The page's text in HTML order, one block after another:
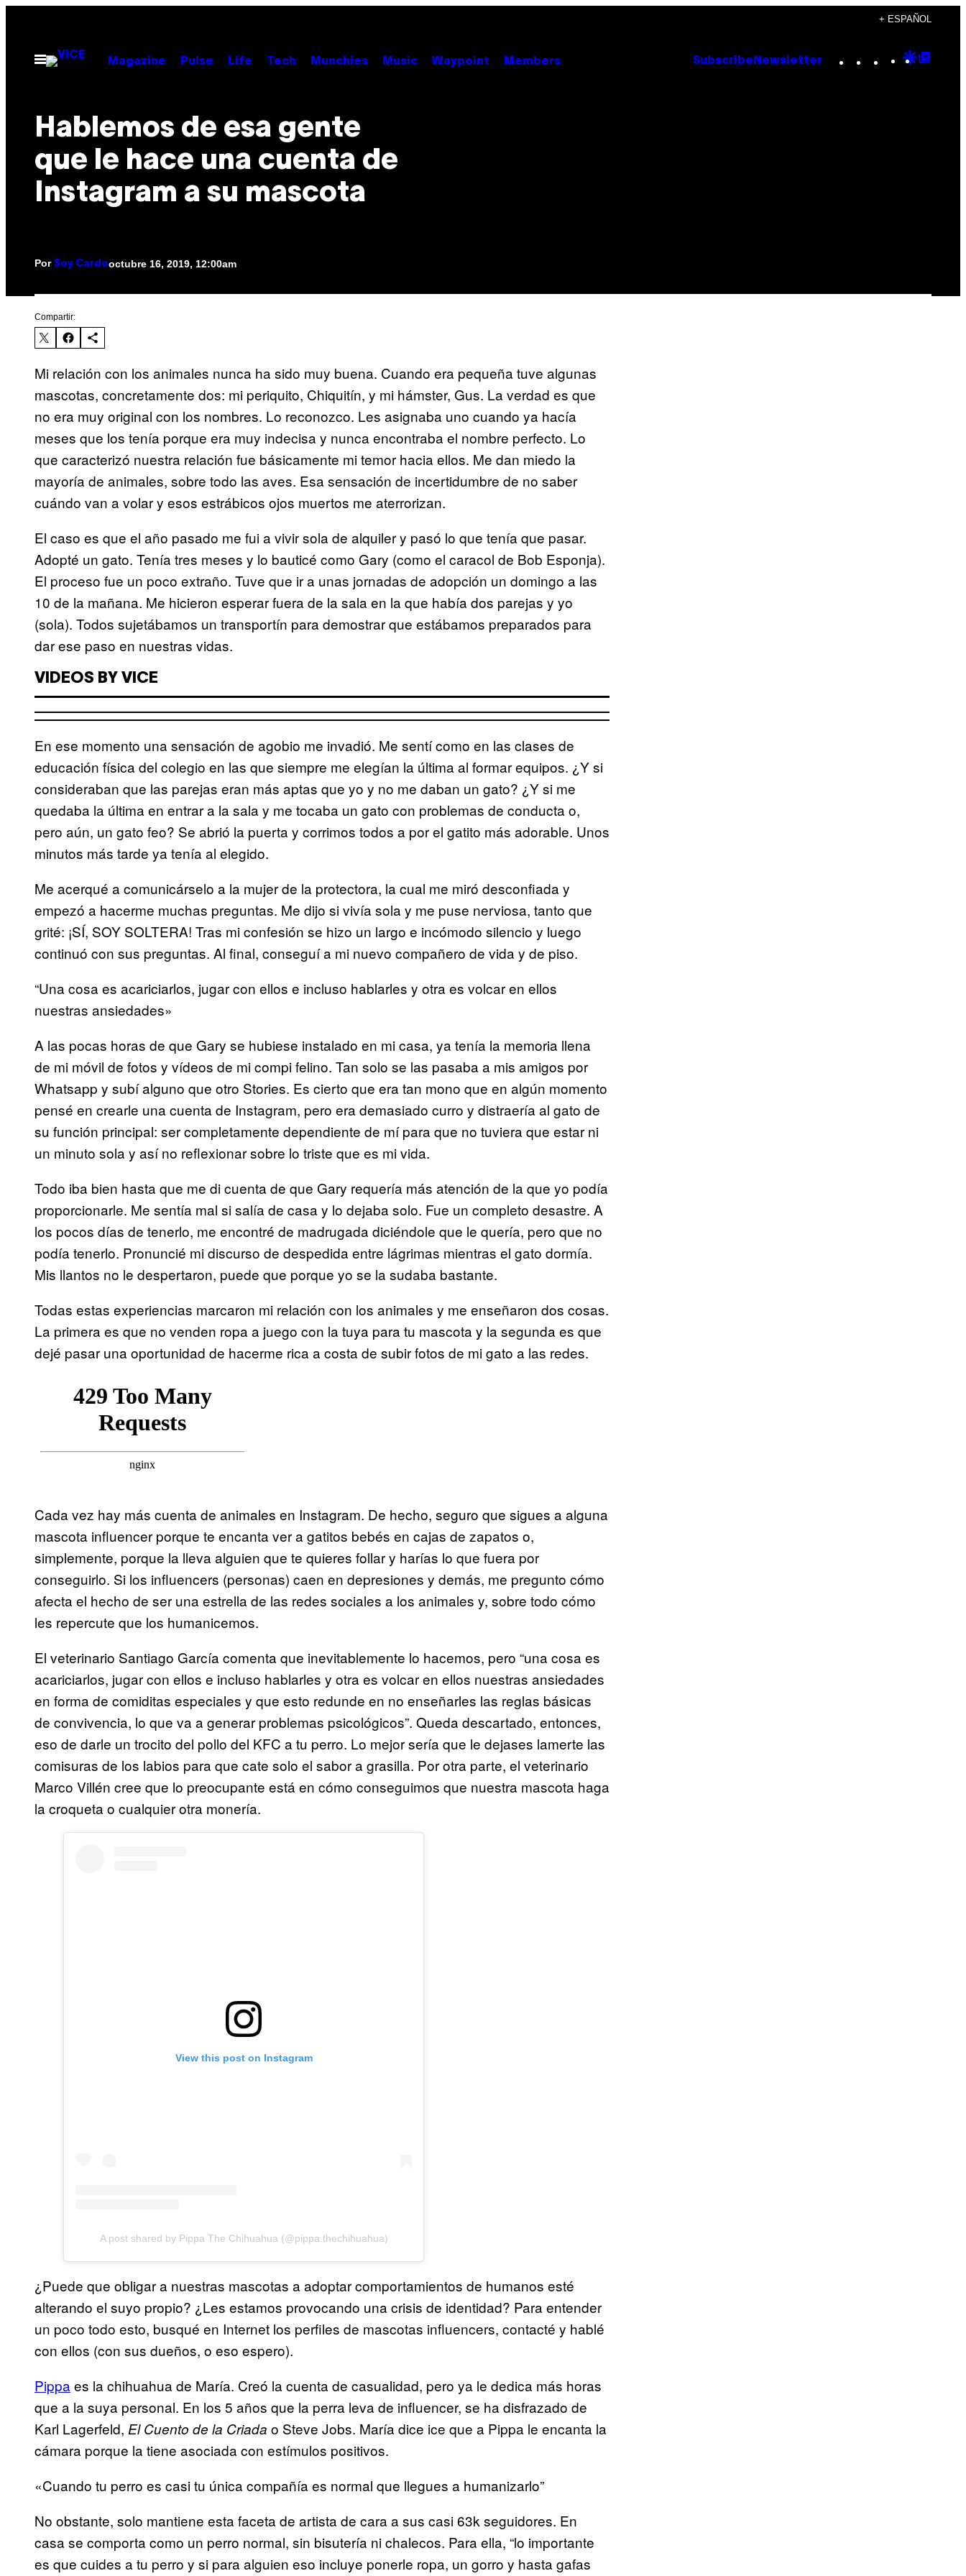
contenido
+ ESPAÑOL
Abrir
Menú
Magazine Pulse Life Tech Munchies Music Waypoint Members Subscribe Newsletter Instagram
TikTok
YouTube
Google
Hablemos de esa gente
que le hace una cuenta de
Instagram a su mascota
Por Soy Cardooctubre 16, 2019, 12:00am
Compartir:
Mi relación con los animales nunca ha sido muy buena. Cuando era pequeña tuve algunas
mascotas, concretamente dos: mi periquito, Chiquitín, y mi hámster, Gus. La verdad es que
no era muy original con los nombres. Lo reconozco. Les asignaba uno cuando ya hacía
meses que los tenía porque era muy indecisa y nunca encontraba el nombre perfecto. Lo
que caracterizó nuestra relación fue básicamente mi temor hacia ellos. Me dan miedo la
mayoría de animales, sobre todo las aves. Esa sensación de incertidumbre de no saber
cuándo van a volar y esos estrábicos ojos muertos me aterrorizan.
El caso es que el año pasado me fui a vivir sola de alquiler y pasó lo que tenía que pasar.
Adopté un gato. Tenía tres meses y lo bauticé como Gary (como el caracol de Bob Esponja).
El proceso fue un poco extraño. Tuve que ir a unas jornadas de adopción un domingo a las
10 de la mañana. Me hicieron esperar fuera de la sala en la que había dos parejas y yo
(sola). Todos sujetábamos un transportín para demostrar que estábamos preparados para
dar ese paso en nuestras vidas.
VIDEOS BY VICE
En ese momento una sensación de agobio me invadió. Me sentí como en las clases de
educación física del colegio en las que siempre me elegían la última al formar equipos. ¿Y si
consideraban que las parejas eran más aptas que yo y no me daban un gato? ¿Y si me
quedaba la última en entrar a la sala y me tocaba un gato con problemas de conducta o,
pero aún, un gato feo? Se abrió la puerta y corrimos todos a por el gatito más adorable. Unos
minutos más tarde ya tenía al elegido.
Me acerqué a comunicárselo a la mujer de la protectora, la cual me miró desconfiada y
empezó a hacerme muchas preguntas. Me dijo si vivía sola y me puse nerviosa, tanto que
grité: ¡SÍ, SOY SOLTERA! Tras mi confesión se hizo un largo e incómodo silencio y luego
continuó con sus preguntas. Al final, conseguí a mi nuevo compañero de vida y de piso.
“Una cosa es acariciarlos, jugar con ellos e incluso hablarles y otra es volcar en ellos
nuestras ansiedades»
A las pocas horas de que Gary se hubiese instalado en mi casa, ya tenía la memoria llena
de mi móvil de fotos y vídeos de mi compi felino. Tan solo se las pasaba a mis amigos por
Whatsapp y subí alguno que otro Stories. Es cierto que era tan mono que en algún momento
pensé en crearle una cuenta de Instagram, pero era demasiado curro y distraería al gato de
su función principal: ser completamente dependiente de mí para que no tuviera que estar ni
un minuto sola y así no reflexionar sobre lo triste que es mi vida.
Todo iba bien hasta que me di cuenta de que Gary requería más atención de la que yo podía
proporcionarle. Me sentía mal si salía de casa y lo dejaba solo. Fue un completo desastre. A
los pocos días de tenerlo, me encontré de madrugada diciéndole que le quería, pero que no
podía tenerlo. Pronuncié mi discurso de despedida entre lágrimas mientras el gato dormía.
Mis llantos no le despertaron, puede que porque yo se la sudaba bastante.
Todas estas experiencias marcaron mi relación con los animales y me enseñaron dos cosas.
La primera es que no venden ropa a juego con la tuya para tu mascota y la segunda es que
dejé pasar una oportunidad de hacerme rica a costa de subir fotos de mi gato a las redes.
Cada vez hay más cuenta de animales en Instagram. De hecho, seguro que sigues a alguna
mascota influencer porque te encanta ver a gatitos bebés en cajas de zapatos o,
simplemente, porque la lleva alguien que te quieres follar y harías lo que fuera por
conseguirlo. Si los influencers (personas) caen en depresiones y demás, me pregunto cómo
afecta el hecho de ser una estrella de las redes sociales a los animales y, sobre todo cómo
les repercute que los humanicemos.
El veterinario Santiago García comenta que inevitablemente lo hacemos, pero “una cosa es
acariciarlos, jugar con ellos e incluso hablarles y otra es volcar en ellos nuestras ansiedades
en forma de comiditas especiales y que esto redunde en no enseñarles las reglas básicas
de convivencia, lo que va a generar problemas psicológicos”. Queda descartado, entonces,
eso de darle un trocito del pollo del KFC a tu perro. Lo mejor sería que le dejases lamerte las
comisuras de los labios para que cate solo el sabor a grasilla. Por otra parte, el veterinario
Marco Villén cree que lo preocupante está en cómo conseguimos que nuestra mascota haga
la croqueta o cualquier otra monería.
View this post on Instagram
A post shared by Pippa The Chihuahua (@pippa.thechihuahua)
¿Puede que obligar a nuestras mascotas a adoptar comportamientos de humanos esté
alterando el suyo propio? ¿Les estamos provocando una crisis de identidad? Para entender
un poco todo esto, busqué en Internet los perfiles de mascotas influencers, contacté y hablé
con ellos (con sus dueños, o eso espero).
Pippaes la chihuahua de María. Creó la cuenta de casualidad, pero ya le dedica más horas
que a la suya personal. En los 5 años que la perra leva de influencer, se ha disfrazado de
Karl Lagerfeld, El Cuento de la Criada o Steve Jobs. María dice ice que a Pippa le encanta la
cámara porque la tiene asociada con estímulos positivos.
«Cuando tu perro es casi tu única compañía es normal que llegues a humanizarlo”
No obstante, solo mantiene esta faceta de artista de cara a sus casi 63k seguidores. En
casa se comporta como un perro normal, sin bisutería ni chalecos. Para ella, “lo importante
es que cuides a tu perro y si para alguien eso incluye ponerle ropa, un gorro y hasta gafas